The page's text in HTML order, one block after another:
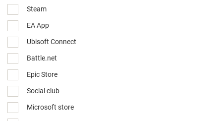
Steam
EA App
Ubisoft Connect
Battle.net
Epic Store
Social club
Microsoft store